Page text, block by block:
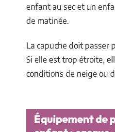
enfant au sec et un
de matinée.
La capuche doit passer
Si elle est trop étroite,
conditions de neige ou
Équipement de